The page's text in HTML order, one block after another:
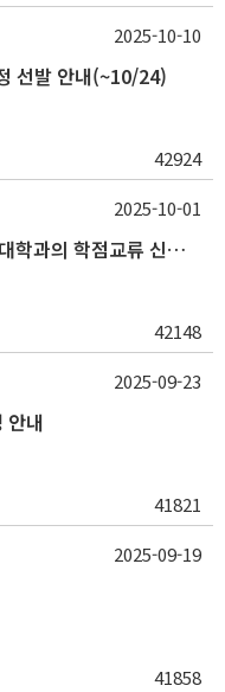
선발 안내(~10/24)
42924
2025-10-10
2025학년도 동계 계절학기 국내 타 대학과의 학점교류 신청 안내
42148
2025-10-01
안내
41821
2025-09-23
41858
2025-09-19